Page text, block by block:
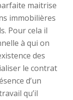
maitrise
immobilières
Pour cela il
à qui on
des
le contrat
d’un
qu’il